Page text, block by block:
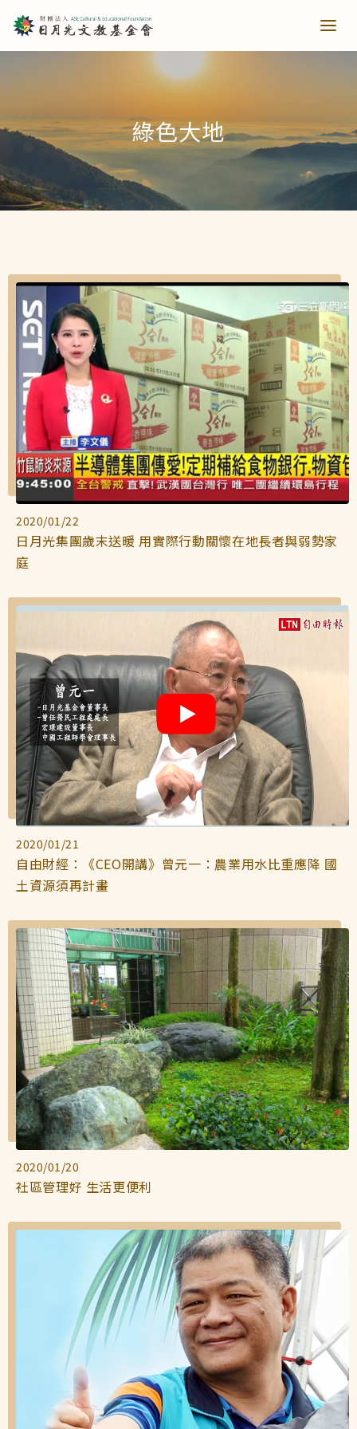
青少培育
助力培育
樂讀種書
清寒獎助
教育推廣
當主播遇上古人第一季
當主播遇上古人第二季
西洋藝術奇幻之旅第一季
西洋藝術奇幻之旅第二季
全球華文學生文學獎-永續日月特別獎
藝文扎根
日月光音樂季
藝文散策
藝文活動
慈善同樂會
長者關懷
樂齡樂學
長者照護
公共建設
日月同輝
農田水利
水力電能
公共給水
鐵道交通
最新消息
最新動態
關於我們
成果年報
工作報告及財務報表
接受及支付捐補助名冊
綠色大地
2020/01/22
日月光集團歲末送暖 用實際行動關懷在地長者與弱勢家
庭
2020/01/21
自由財經：《CEO開講》曾元一：農業用水比重應降 國
土資源須再計畫
2020/01/20
社區管理好 生活更便利